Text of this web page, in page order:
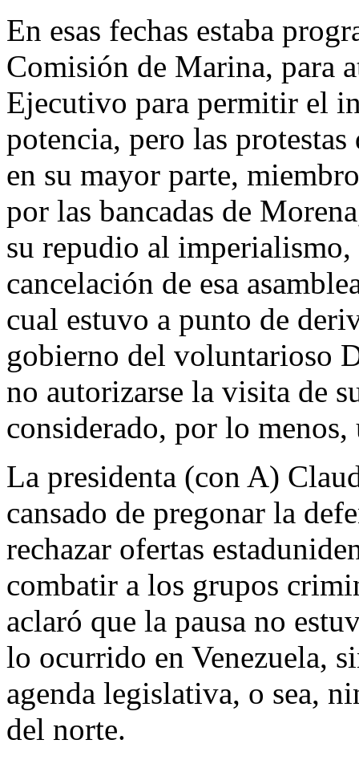
En esas fechas estaba
Comisión de Marina, para
Ejecutivo para permitir el
potencia, pero las
en su mayor parte,
por las bancadas de
su repudio al
cancelación de esa
cual estuvo a punto de
gobierno del voluntarioso
no autorizarse la visita de
considerado, por lo menos,
La presidenta (con A)
cansado de pregonar la
rechazar ofertas
combatir a los grupos
aclaró que la pausa no
lo ocurrido en Venezuela,
agenda legislativa, o sea,
del norte.